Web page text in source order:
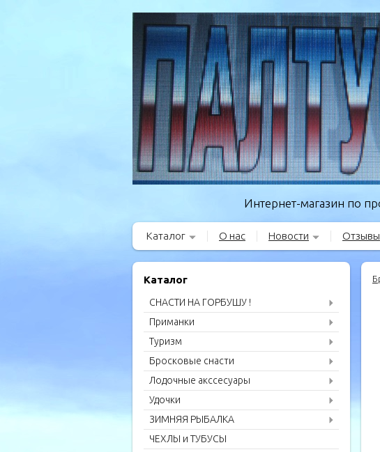
Интернет-магазин по
Каталог О нас Новости Отзывы
Каталог
СНАСТИ НА ГОРБУШУ !
Приманки
Туризм
Бросковые снасти
Лодочные акссесуары
Удочки
ЗИМНЯЯ РЫБАЛКА
ЧЕХЛЫ и ТУБУСЫ